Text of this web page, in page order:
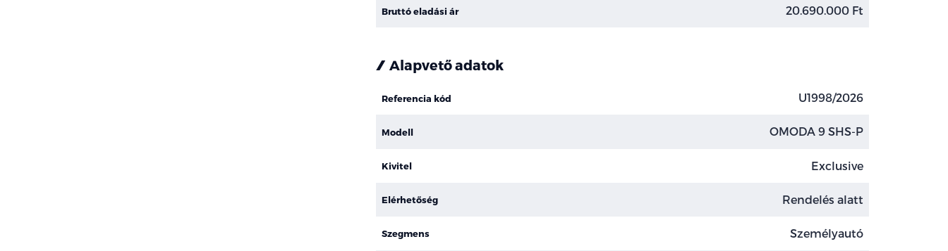
Bruttó eladási ár 20.690.000 Ft
Alapvető adatok
Referencia kód U1998/2026
Modell OMODA 9 SHS-P
Kivitel Exclusive
Elérhetőség Rendelés alatt
Szegmens Személyautó